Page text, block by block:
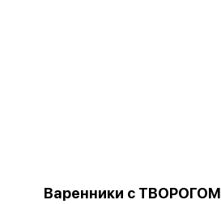
Варенники с ТВОРОГОМ